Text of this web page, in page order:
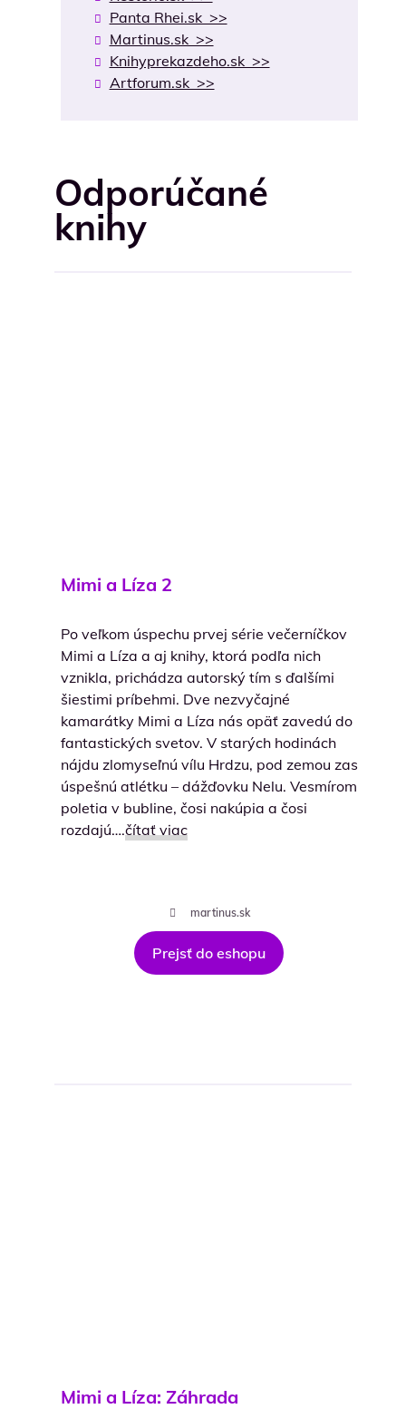
Panta Rhei.sk >>
Martinus.sk >>
Knihyprekazdeho.sk >>
Artforum.sk >>
Odporúčané
knihy
Mimi a Líza 2
Po veľkom úspechu prvej série večerníčkov
Mimi a Líza a aj knihy, ktorá podľa nich
vznikla, prichádza autorský tím s ďalšími
šiestimi príbehmi. Dve nezvyčajné
kamarátky Mimi a Líza nás opäť zavedú do
fantastických svetov. V starých hodinách
nájdu zlomyseľnú vílu Hrdzu, pod zemou zas
úspešnú atlétku – dážďovku Nelu. Vesmírom
poletia v bubline, čosi nakúpia a čosi
rozdajú….čítať viac
martinus.sk
Prejsť do eshopu
Mimi a Líza: Záhrada